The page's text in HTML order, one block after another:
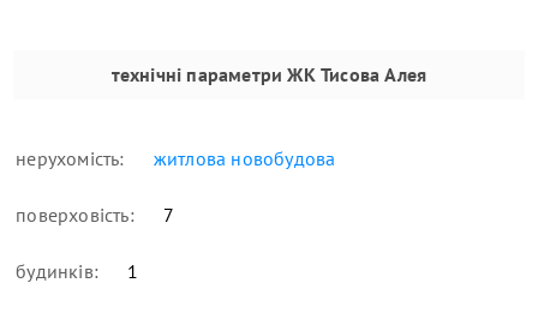
технічні параметри ЖК Тисова Алея
нерухомість: житлова новобудова
поверховість: 7
будинків: 1